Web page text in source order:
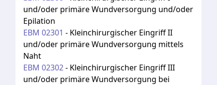
und/oder primäre Wundversorgung und/oder
Epilation
EBM 02301 - Kleinchirurgischer Eingriff II
und/oder primäre Wundversorgung mittels
Naht
EBM 02302- Kleinchirurgischer Eingriff III
und/oder primäre Wundversorgung bei